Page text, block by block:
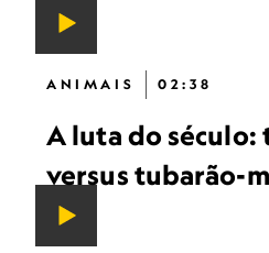
ANIMAIS 02:38
A luta do
versus tubarão-